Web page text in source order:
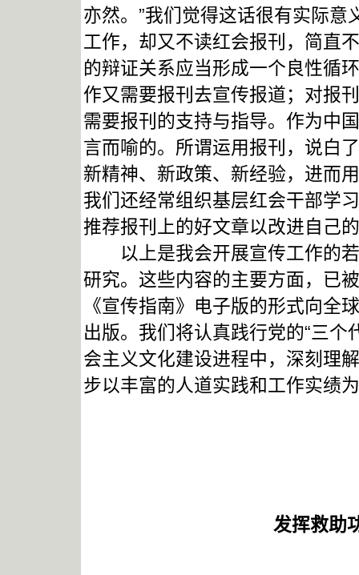
亦然。”我们觉得这话很有实际
工作，却又不读红会报刊，简直
的辩证关系应当形成一个良性循
作又需要报刊去宣传报道；对报
需要报刊的支持与指导。作为中
言而喻的。所谓运用报刊，说白
新精神、新政策、新经验，进而
我们还经常组织基层红会干部学
推荐报刊上的好文章以改进自己
以上是我会开展宣传工作的若
研究。这些内容的主要方面，已
《宣传指南》电子版的形式向全
出版。我们将认真践行党的“三
会主义文化建设进程中，深刻理
步以丰富的人道实践和工作实绩
发挥救助